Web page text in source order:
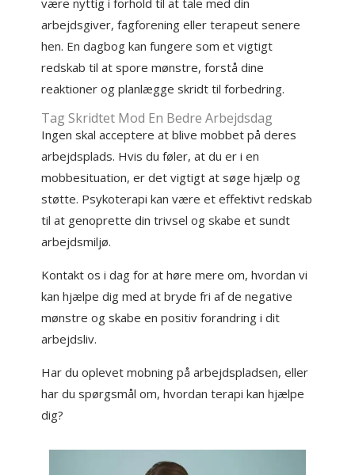
være nyttig i forhold til at tale med din
arbejdsgiver, fagforening eller terapeut senere
hen. En dagbog kan fungere som et vigtigt
redskab til at spore mønstre, forstå dine
reaktioner og planlægge skridt til forbedring.
Tag Skridtet Mod En Bedre Arbejdsdag
Ingen skal acceptere at blive mobbet på deres
arbejdsplads. Hvis du føler, at du er i en
mobbesituation, er det vigtigt at søge hjælp og
støtte. Psykoterapi kan være et effektivt redskab
til at genoprette din trivsel og skabe et sundt
arbejdsmiljø.
Kontakt os i dag for at høre mere om, hvordan vi
kan hjælpe dig med at bryde fri af de negative
mønstre og skabe en positiv forandring i dit
arbejdsliv.
Har du oplevet mobning på arbejdspladsen, eller
har du spørgsmål om, hvordan terapi kan hjælpe
dig?